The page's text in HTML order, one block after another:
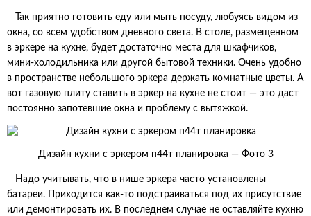
Так приятно готовить еду или мыть посуду, любуясь видом из
окна, со всем удобством дневного света. В столе, размещенном
в эркере на кухне, будет достаточно места для шкафчиков,
мини-холодильника или другой бытовой техники. Очень удобно
в пространстве небольшого эркера держать комнатные цветы. А
вот газовую плиту ставить в эркер на кухне не стоит — это даст
постоянно запотевшие окна и проблему с вытяжкой.
Дизайн кухни с эркером п44т планировка — Фото 3
Надо учитывать, что в нише эркера часто установлены
батареи. Приходится как-то подстраиваться под их присутствие
или демонтировать их. В последнем случае не оставляйте кухню